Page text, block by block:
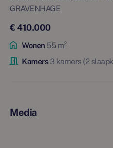
GRAVENHAGE
€ 410.000
Wonen55 m²
Kamers3 kamers (2
Media